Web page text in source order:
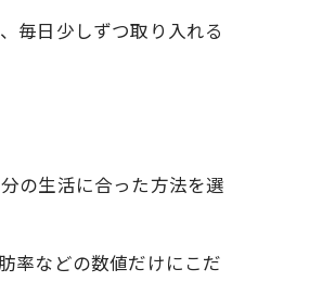
毎日少しずつ取り入れる
の生活に合った方法を選
率などの数値だけにこだ